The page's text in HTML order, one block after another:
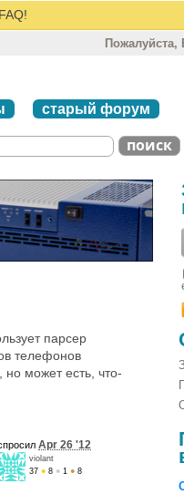
Пожалуйста,
старый форум
парсер
телефонов
может есть, что-
Apr 26 '12
violant
37 ● 8 ● 1 ● 8